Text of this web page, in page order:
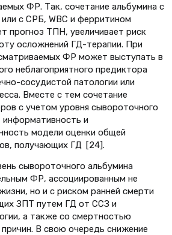
ФР. Так, сочетание альбумина с
с СРБ, WBC и ферритином
прогноз ТПН, увеличивает риск
осложнений ГД-терапии. При
ФР может выступать в
неблагоприятного предиктора
сосудистой патологии или
Вместе с тем сочетание
с учетом уровня сывороточного
и
модели оценки общей
получающих ГД [24].
сывороточного альбумина
ФР, ассоциированным не
но и с риском ранней смерти
ЗПТ путем ГД от ССЗ и
а также со смертностью
В свою очередь снижение